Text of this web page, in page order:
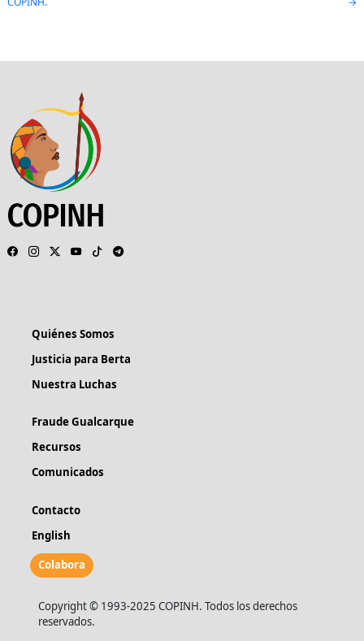
Quiénes Somos
Justicia para Berta
Nuestra Luchas
Fraude Gualcarque
Recursos
Comunicados
Contacto
English
Colabora
Copyright © 1993-2025 COPINH. Todos los derechos
reservados.